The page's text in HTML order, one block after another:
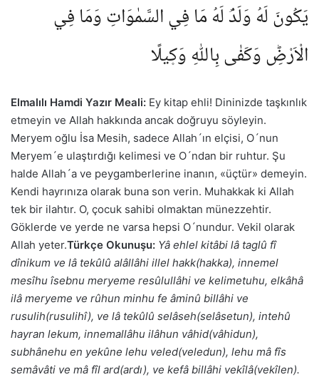
يَكُونَ لَهُ وَلَدٌۘ لَهُ مَا فِي السَّمٰوَاتِ وَمَا فِي
الْاَرْضِؕ وَكَفٰى بِاللّٰهِ وَك۪يلًا
Elmalılı Hamdi Yazır Meali: Ey kitap ehli! Dininizde taşkınlık
etmeyin ve Allah hakkında ancak doğruyu söyleyin.
Meryem oğlu İsa Mesih, sadece Allah´ın elçisi, O´nun
Meryem´e ulaştırdığı kelimesi ve O´ndan bir ruhtur. Şu
halde Allah´a ve peygamberlerine inanın, «üçtür» demeyin.
Kendi hayrınıza olarak buna son verin. Muhakkak ki Allah
tek bir ilahtır. O, çocuk sahibi olmaktan münezzehtir.
Göklerde ve yerde ne varsa hepsi O´nundur. Vekil olarak
Allah yeter.Türkçe Okunuşu: Yâ ehlel kitâbi lâ taglû fî
dînikum ve lâ tekûlû alâllâhi illel hakk(hakka), innemel
mesîhu îsebnu meryeme resûlullâhi ve kelimetuhu, elkâhâ
ilâ meryeme ve rûhun minhu fe âminû billâhi ve
rusulih(rusulihî), ve lâ tekûlû selâseh(selâsetun), intehû
hayran lekum, innemallâhu ilâhun vâhid(vâhidun),
subhânehu en yekûne lehu veled(veledun), lehu mâ fîs
semâvâti ve mâ fîl ard(ardı), ve kefâ billâhi vekîlâ(vekîlen).